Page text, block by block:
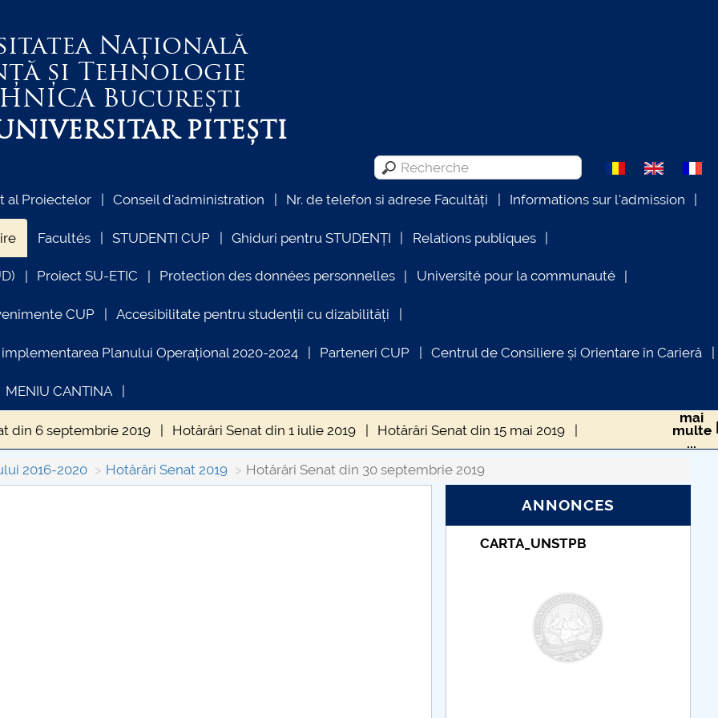
Națională
și Tehnologie
București
PITEȘTI
al Proiectelor Conseil d'administration Nr. de telefon si adrese Facultăți Informations sur l'admission
Facultés STUDENTI CUP Ghiduri pentru STUDENȚI Relations publiques
Proiect SU-ETIC Protection des données personnelles Université pour la communauté
CUP Accesibilitate pentru studenții cu dizabilități
Planului Operațional 2020-2024 Parteneri CUP Centrul de Consiliere și Orientare în Carieră
MENIU CANTINA
din 6 septembrie 2019 Hotărâri Senat din 1 iulie 2019 Hotărâri Senat din 15 mai 2019
10 iunie 2019 Hotărâri Senat din 30 septembrie 2019 Hotărâri Senat din 16 decembrie 2019
Hotărâri Senat din 12 februarie 2019
Hotărâri Senat din 15 aprilie 2019
mai
multe
...
2016-2020 Hotărâri Senat 2019 Hotărâri Senat din 30 septembrie 2019
ANNONCES
Taxe de școlarizare